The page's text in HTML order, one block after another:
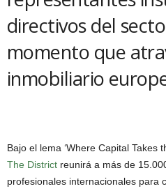
directivos del
momento que
inmobiliario
Bajo el lema ‘Where Capital Takes
The District reunirá a más de
profesionales internacionales para